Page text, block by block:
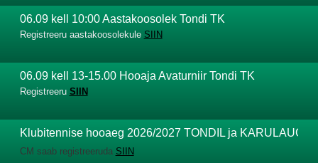
06.09 kell 10:00 Aastakoosolek Tondi TK
Registreeru aastakoosolekule SIIN
06.09 kell 13-15.00 Hooaja Avaturniir Tondi TK
Registreeru SIIN
Klubitennise hooaeg 2026/2027 TONDIL ja
CM saab registreeruda SIIN